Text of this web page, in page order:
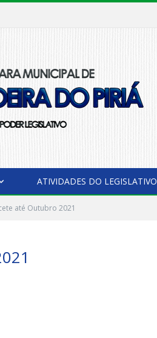
ATIVIDADES DO LEGISLATIVO
até Outubro 2021